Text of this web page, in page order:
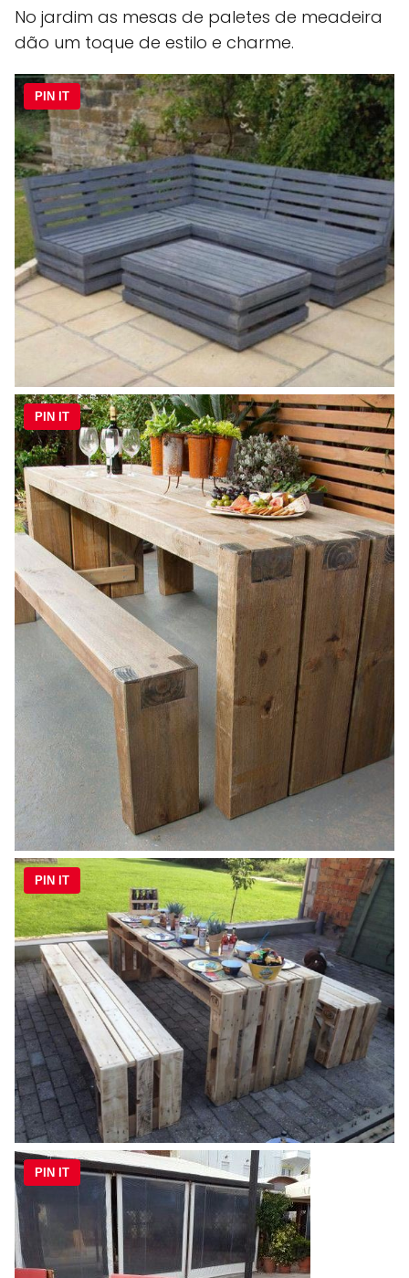
No jardim as mesas de paletes de meadeira
dão um toque de estilo e charme.
PIN IT
PIN IT
PIN IT
PIN IT